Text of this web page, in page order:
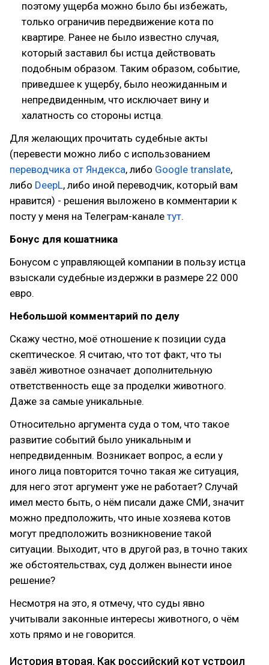
поэтому ущерба можно было бы избежать,
только ограничив передвижение кота по
квартире. Ранее не было известно случая,
который заставил бы истца действовать
подобным образом. Таким образом, событие,
приведшее к ущербу, было неожиданным и
непредвиденным, что исключает вину и
халатность со стороны истца.
Для желающих прочитать судебные акты
(перевести можно либо с использованием
переводчика от Яндекса, либо Google translate,
либо DeepL, либо иной переводчик, который вам
нравится) - решения выложено в комментарии к
посту у меня на Телеграм-канале тут.
Бонус для кошатника
Бонусом с управляющей компании в пользу истца
взыскали судебные издержки в размере 22 000
евро.
Небольшой комментарий по делу
Скажу честно, моё отношение к позиции суда
скептическое. Я считаю, что тот факт, что ты
завёл животное означает дополнительную
ответственность еще за проделки животного.
Даже за самые уникальные.
Относительно аргумента суда о том, что такое
развитие событий было уникальным и
непредвиденным. Возникает вопрос, а если у
иного лица повторится точно такая же ситуация,
для него этот аргумент уже не работает? Случай
имел место быть, о нём писали даже СМИ, значит
можно предположить, что иные хозяева котов
могут предположить возникновение такой
ситуации. Выходит, что в другой раз, в точно таких
же обстоятельствах, суд должен вынести иное
решение?
Несмотря на это, я отмечу, что суды явно
учитывали законные интересы животного, о чём
хоть прямо и не говорится.
История вторая. Как российский кот устроил